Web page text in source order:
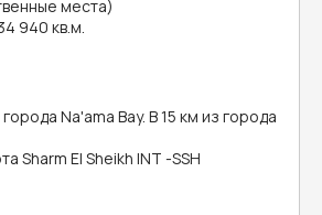
места)
940 кв.м.
Na'ama Bay. В 15 км из города
Sharm El Sheikh INT -SSH